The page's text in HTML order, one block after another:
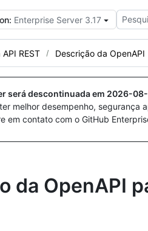
Enterprise Server 3.17
REST Descrição da OpenAPI
será descontinuada em 2026-
melhor desempenho, segurança
em contato com o GitHub
da OpenAPI